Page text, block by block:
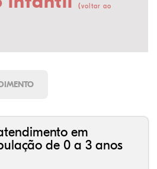
(voltar ao
em
de 0 a 3 anos